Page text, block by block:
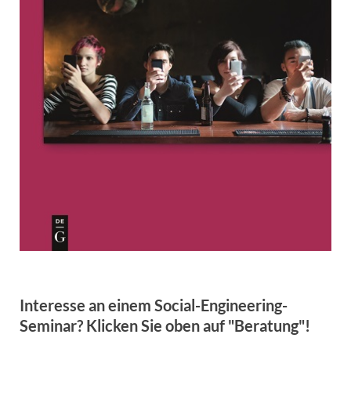
Interesse an einem Social-Engineering-
Seminar? Klicken Sie oben auf "Beratung"!